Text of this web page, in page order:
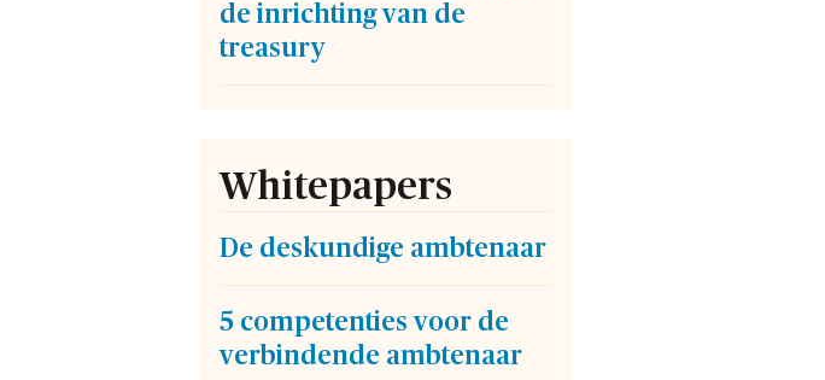
de inrichting van de
treasury
Whitepapers
De deskundige ambtenaar
5 competenties voor de
verbindende ambtenaar